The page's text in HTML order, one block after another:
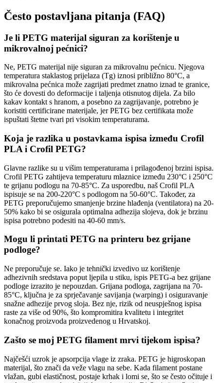
Često postavljana pitanja (FAQ)
Je li PETG materijal siguran za korištenje u
mikrovalnoj pećnici?
Ne, PETG materijal nije siguran za mikrovalnu pećnicu. Njegova
temperatura staklastog prijelaza (Tg) iznosi približno 80°C, a
mikrovalna pećnica može zagrijati predmet znatno iznad te granice,
što će dovesti do deformacije i taljenja otisnutog dijela. Za bilo
kakav kontakt s hranom, a posebno za zagrijavanje, potrebno je
koristiti certificirane materijale, jer PETG bez certifikata može
ispuštati štetne tvari pri visokim temperaturama.
Koja je razlika u postavkama ispisa između Crofil
PLA i Crofil PETG?
Glavne razlike su u višim temperaturama i prilagođenoj brzini ispisa.
Crofil PETG zahtijeva temperaturu mlaznice između 230°C i 250°C
te grijanu podlogu na 70-85°C. Za usporedbu, naš Crofil PLA
ispisuje se na 200-220°C s podlogom na 50-60°C. Također, za
PETG preporučujemo smanjenje brzine hlađenja (ventilatora) na 20-
50% kako bi se osigurala optimalna adhezija slojeva, dok je brzinu
ispisa potrebno podesiti na 40-60 mm/s.
Mogu li printati PETG na printeru bez grijane
podloge?
Ne preporučuje se. Iako je tehnički izvedivo uz korištenje
adhezivnih sredstava poput ljepila u stiku, ispis PETG-a bez grijane
podloge izrazito je nepouzdan. Grijana podloga, zagrijana na 70-
85°C, ključna je za sprječavanje savijanja (warping) i osiguravanje
snažne adhezije prvog sloja. Bez nje, rizik od neuspješnog ispisa
raste za više od 90%, što kompromitira kvalitetu i integritet
konačnog proizvoda proizvedenog u Hrvatskoj.
Zašto se moj PETG filament mrvi tijekom ispisa?
Najčešći uzrok je apsorpcija vlage iz zraka. PETG je higroskopan
materijal, što znači da veže vlagu na sebe. Kada filament postane
vlažan, gubi elastičnost, postaje krhak i lomi se, što se često očituje i